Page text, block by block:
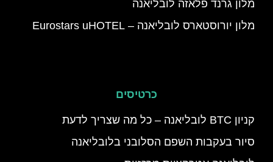
מלון גרנד פלאזה לובליאנה
מלון יורוסטארס לובליאנה – Eurostars uHOTEL
כרטיסים
קניון BTC לובליאנה – כל מה שצריך לדעת
סיור בעקבות השפם הסלובני בלובליאנה